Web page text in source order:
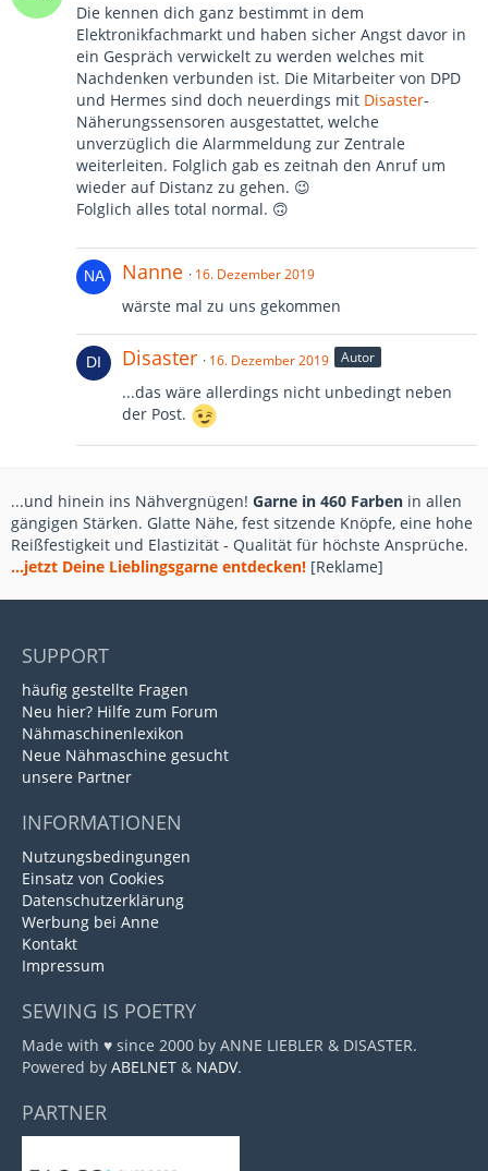
Die kennen dich ganz bestimmt in dem
Elektronikfachmarkt und haben sicher Angst davor in
ein Gespräch verwickelt zu werden welches mit
Nachdenken verbunden ist. Die Mitarbeiter von DPD
und Hermes sind doch neuerdings mit Disaster-
Näherungssensoren ausgestattet, welche
unverzüglich die Alarmmeldung zur Zentrale
weiterleiten. Folglich gab es zeitnah den Anruf um
wieder auf Distanz zu gehen. 😉
Folglich alles total normal. 🙃
Nanne 16. Dezember 2019
wärste mal zu uns gekommen
Disaster 16. Dezember 2019 Autor
...das wäre allerdings nicht unbedingt neben
der Post.
...und hinein ins Nähvergnügen! Garne in 460 Farben in allen
gängigen Stärken. Glatte Nähe, fest sitzende Knöpfe, eine hohe
Reißfestigkeit und Elastizität - Qualität für höchste Ansprüche.
...jetzt Deine Lieblingsgarne entdecken! [Reklame]
SUPPORT
häufig gestellte Fragen
Neu hier? Hilfe zum Forum
Nähmaschinenlexikon
Neue Nähmaschine gesucht
unsere Partner
INFORMATIONEN
Nutzungsbedingungen
Einsatz von Cookies
Datenschutzerklärung
Werbung bei Anne
Kontakt
Impressum
SEWING IS POETRY
Made with ♥ since 2000 by ANNE LIEBLER & DISASTER.
Powered by ABELNET & NADV.
PARTNER